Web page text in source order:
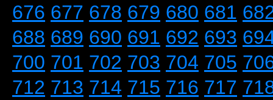
676 677 678 679 680 681
688 689 690 691 692 693
700 701 702 703 704 705
712 713 714 715 716 717